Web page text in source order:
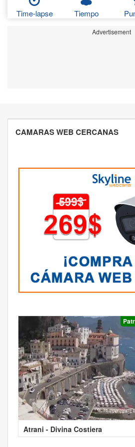
Time-lapse Tiempo
Advertisement
CAMARAS WEB CERCANAS
Atrani - Divina Costiera